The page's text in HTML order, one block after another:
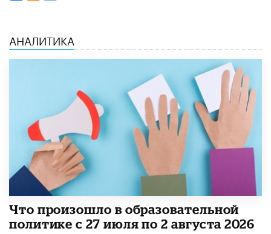
АНАЛИТИКА
​Что произошло в образовательной
политике с 27 июля по 2 августа 2026